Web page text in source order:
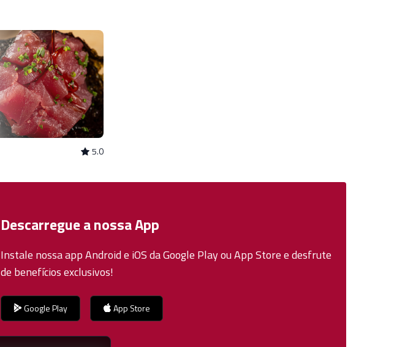
5.0
Descarregue a nossa App
Instale nossa app Android e iOS da Google Play ou App Store e desfrute
de benefícios exclusivos!
Google Play App Store